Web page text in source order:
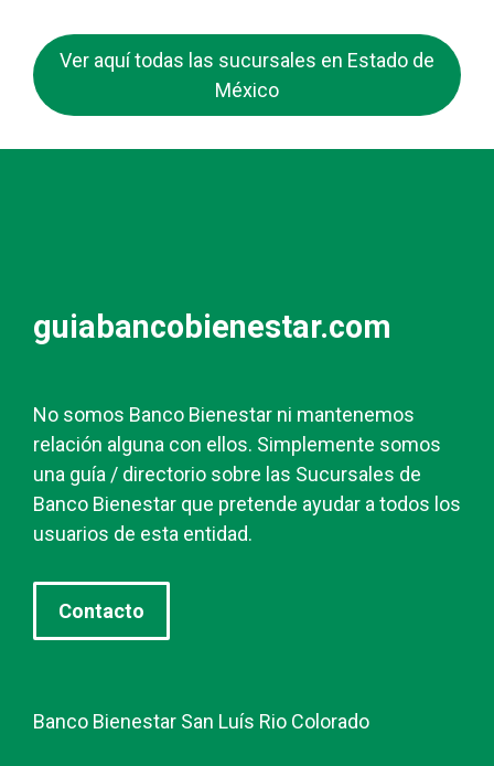
Ver aquí todas las sucursales en Estado de
México
guiabancobienestar.com
No somos Banco Bienestar ni mantenemos
relación alguna con ellos. Simplemente somos
una guía / directorio sobre las Sucursales de
Banco Bienestar que pretende ayudar a todos los
usuarios de esta entidad.
Contacto
Banco Bienestar San Luís Rio Colorado